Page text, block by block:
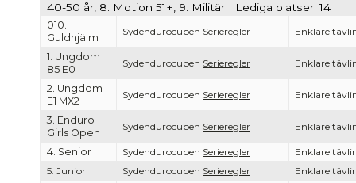
40-50 år, 8. Motion 51+, 9. Militär | Lediga platser: 14
010.
Guldhjälm
Sydendurocupen Serieregler Enklare
1. Ungdom
85 E0
Sydendurocupen Serieregler Enklare
2. Ungdom
E1 MX2
Sydendurocupen Serieregler Enklare
3. Enduro
Girls Open
Sydendurocupen Serieregler Enklare
4. Senior Sydendurocupen Serieregler
Enklare
5. Junior
Sydendurocupen Serieregler
Enklare